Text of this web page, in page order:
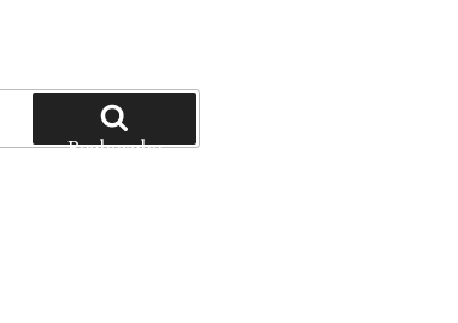
Recherche